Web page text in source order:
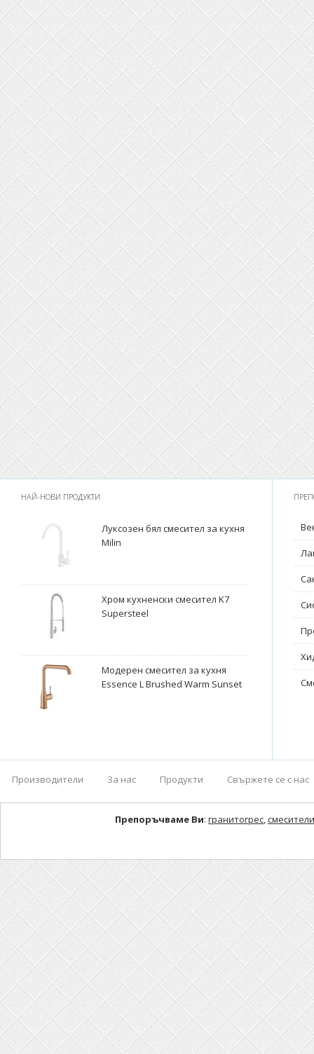
НАЙ-НОВИ ПРОДУКТИ
Луксозен бял смесител за кухня
Milin
Хром кухненски смесител K7
Supersteel
Модерен смесител за кухня
Essence L Brushed Warm Sunset
Производители За нас Продукти Свържете се с нас
Препоръчваме Ви: гранитогрес,